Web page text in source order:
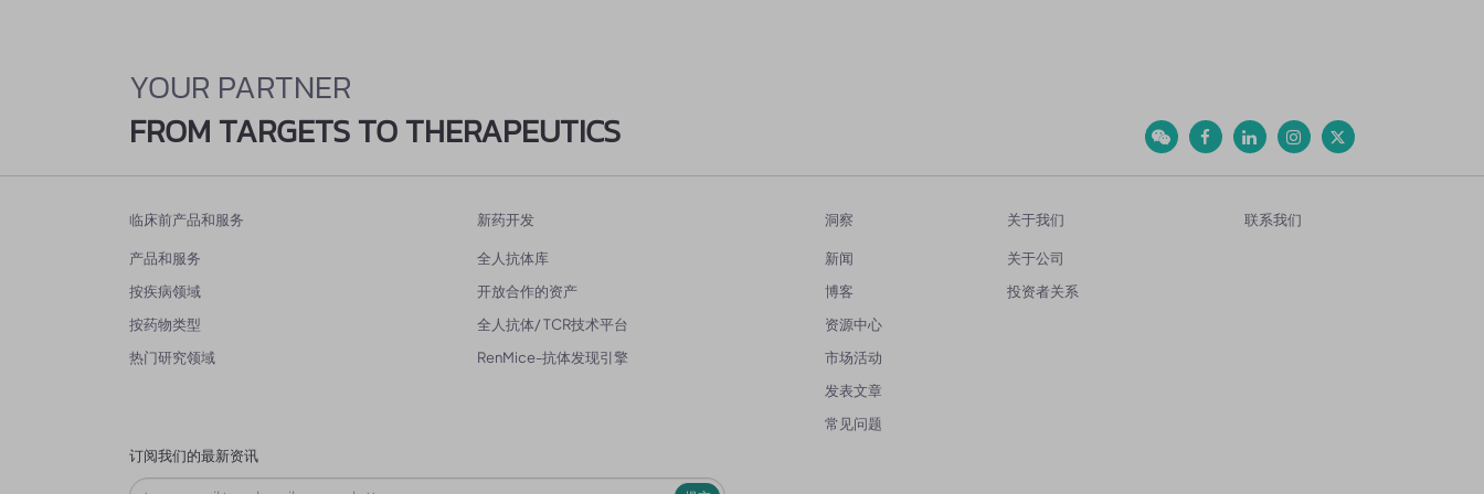
YOUR PARTNER
FROM TARGETS TO THERAPEUTICS
临床前产品和服务
产品和服务
按疾病领域
按药物类型
热门研究领域
新药开发
全人抗体库
开放合作的资产
全人抗体/ TCR技术平台
RenMice-抗体发现引擎
洞察
新闻
博客
资源中心
市场活动
发表文章
常见问题
关于我们
关于公司
投资者关系
联系我们
订阅我们的最新资讯